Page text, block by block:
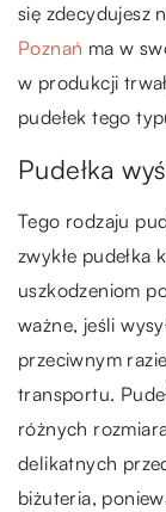
się zdecydujesz
Poznań ma w
w produkcji
pudełek tego
Pudełka
Tego rodzaju
zwykłe
uszkodzeniom
ważne, jeśli
przeciwnym
transportu.
różnych
delikatnych
biżuteria,